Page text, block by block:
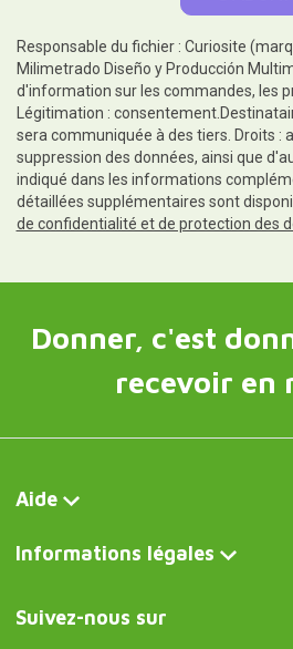
Responsable du fichier : Curiosite
Milimetrado Diseño y Producción
d'information sur les commandes, les
Légitimation :
sera communiquée à des tiers. Droits :
suppression des données, ainsi que
indiqué dans les informations
détaillées supplémentaires sont
de confidentialité et de protection des
Donner, c'est
recevoir en
Aide
Informations légales
Suivez-nous sur